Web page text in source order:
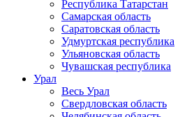
Республика Татарстан
Самарская область
Саратовская область
Удмуртская республика
Ульяновская область
Чувашская республика
Урал
Весь Урал
Свердловская область